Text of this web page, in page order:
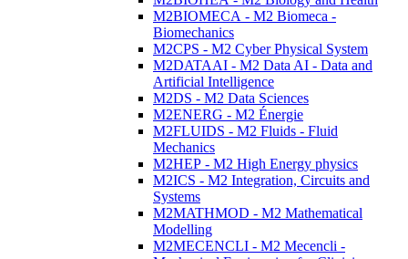
M2BIOMECA - M2 Biomeca -
Biomechanics
M2CPS - M2 Cyber Physical System
M2DATAAI - M2 Data AI - Data and
Artificial Intelligence
M2DS - M2 Data Sciences
M2ENERG - M2 Énergie
M2FLUIDS - M2 Fluids - Fluid
Mechanics
M2HEP - M2 High Energy physics
M2ICS - M2 Integration, Circuits and
Systems
M2MATHMOD - M2 Mathematical
Modelling
M2MECENCLI - M2 Mecencli -